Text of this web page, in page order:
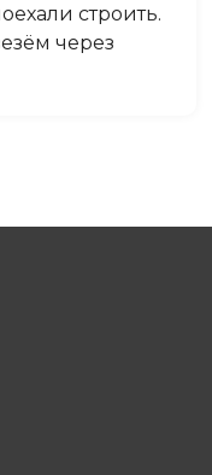
строить.
через